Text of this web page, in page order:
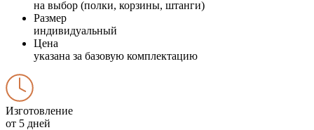
на выбор (полки, корзины, штанги)
Размер
индивидуальный
Цена
указана за базовую комплектацию
Изготовление
от 5 дней